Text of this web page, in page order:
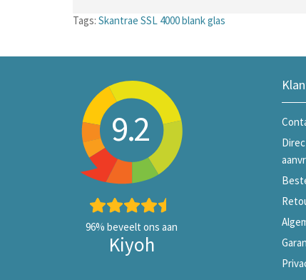
Tags: Skantrae SSL 4000 blank glas
9.2
96% beveelt ons aan
Kiyoh